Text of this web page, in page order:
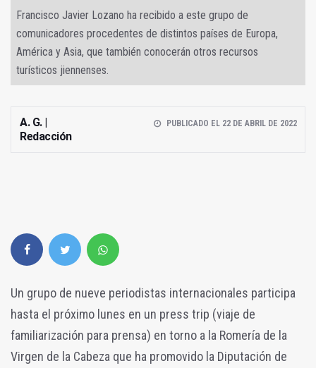
Francisco Javier Lozano ha recibido a este grupo de
comunicadores procedentes de distintos países de Europa,
América y Asia, que también conocerán otros recursos
turísticos jiennenses.
A. G. |
Redacción
PUBLICADO EL 22 DE ABRIL DE 2022
Un grupo de nueve periodistas internacionales participa
hasta el próximo lunes en un press trip (viaje de
familiarización para prensa) en torno a la Romería de la
Virgen de la Cabeza que ha promovido la Diputación de